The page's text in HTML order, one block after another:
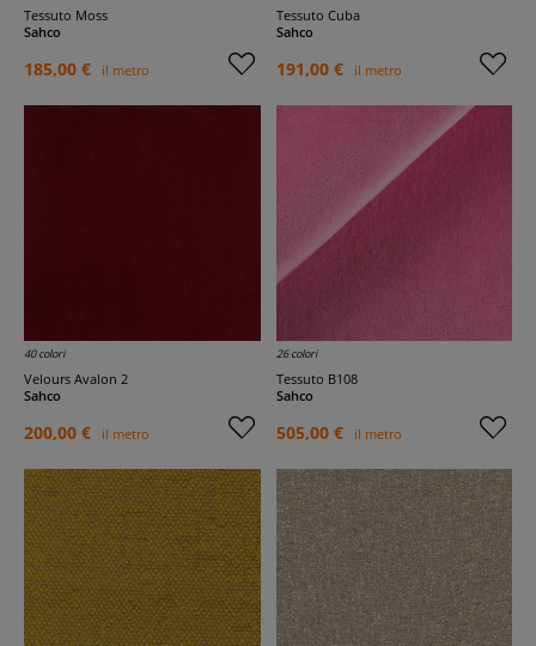
Tessuto Moss
Sahco
185,00 € il metro
Tessuto Cuba
Sahco
191,00 € il metro
40 colori
Velours Avalon 2
Sahco
200,00 € il metro
26 colori
Tessuto B108
Sahco
505,00 € il metro